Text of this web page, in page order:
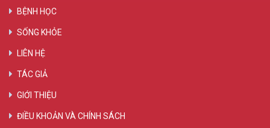
BỆNH HỌC
SỐNG KHỎE
LIÊN HỆ
TÁC GIẢ
GIỚI THIỆU
ĐIỀU KHOẢN VÀ CHÍNH SÁCH